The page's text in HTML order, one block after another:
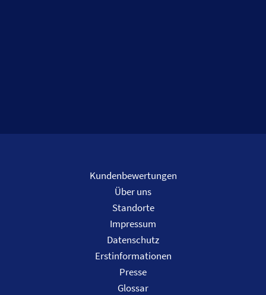
Kundenbewertungen
Über uns
Standorte
Impressum
Datenschutz
Erstinformationen
Presse
Glossar